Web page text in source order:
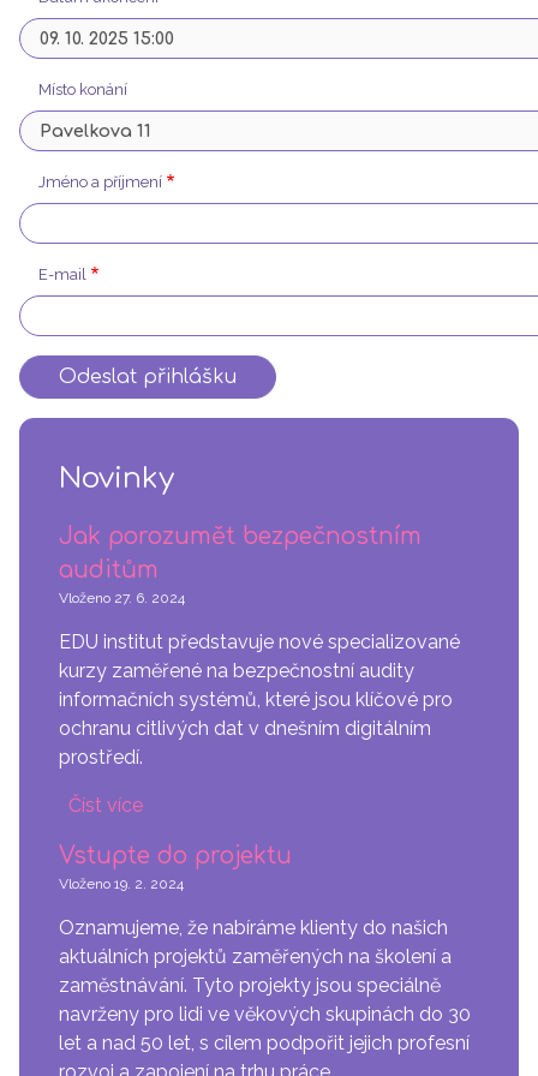
Místo konání
Jméno a příjmení
E-mail
Novinky
Jak porozumět bezpečnostním
auditům
Vloženo 27. 6. 2024
EDU institut představuje nové specializované
kurzy zaměřené na bezpečnostní audity
informačních systémů, které jsou klíčové pro
ochranu citlivých dat v dnešním digitálním
prostředí.
Číst více
porozumět
bezpečnostním
auditům
Vstupte do projektu
Vloženo 19. 2. 2024
Oznamujeme, že nabíráme klienty do našich
aktuálních projektů zaměřených na školení a
zaměstnávání. Tyto projekty jsou speciálně
navrženy pro lidi ve věkových skupinách do 30
let a nad 50 let, s cílem podpořit jejich profesní